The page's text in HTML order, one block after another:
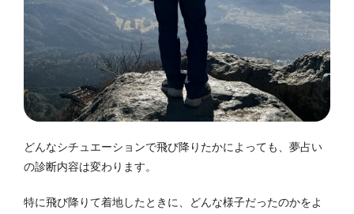
どんなシチュエーションで飛び降りたかによっても、夢占い
の診断内容は変わります。
特に飛び降りて着地したときに、どんな様子だったのかをよ